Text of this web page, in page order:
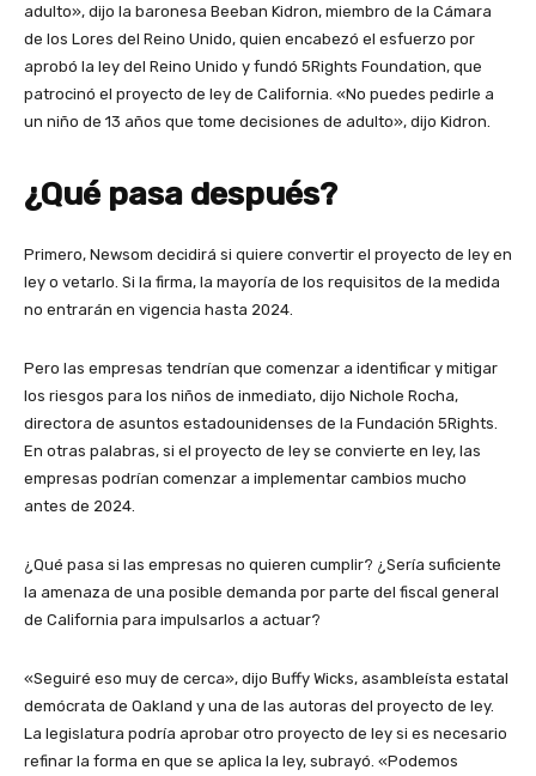
adulto», dijo la baronesa Beeban Kidron, miembro de la Cámara
de los Lores del Reino Unido, quien encabezó el esfuerzo por
aprobó la ley del Reino Unido y fundó 5Rights Foundation, que
patrocinó el proyecto de ley de California. «No puedes pedirle a
un niño de 13 años que tome decisiones de adulto», dijo Kidron.
¿Qué pasa después?
Primero, Newsom decidirá si quiere convertir el proyecto de ley en
ley o vetarlo. Si la firma, la mayoría de los requisitos de la medida
no entrarán en vigencia hasta 2024.
Pero las empresas tendrían que comenzar a identificar y mitigar
los riesgos para los niños de inmediato, dijo Nichole Rocha,
directora de asuntos estadounidenses de la Fundación 5Rights.
En otras palabras, si el proyecto de ley se convierte en ley, las
empresas podrían comenzar a implementar cambios mucho
antes de 2024.
¿Qué pasa si las empresas no quieren cumplir? ¿Sería suficiente
la amenaza de una posible demanda por parte del fiscal general
de California para impulsarlos a actuar?
«Seguiré eso muy de cerca», dijo Buffy Wicks, asambleísta estatal
demócrata de Oakland y una de las autoras del proyecto de ley.
La legislatura podría aprobar otro proyecto de ley si es necesario
refinar la forma en que se aplica la ley, subrayó. «Podemos